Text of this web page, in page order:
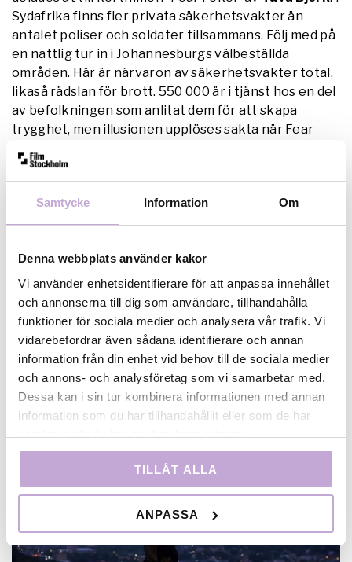
Samtycke Information Om
Denna webbplats använder kakor
Vi använder enhetsidentifierare för att anpassa innehållet
och annonserna till dig som användare, tillhandahålla
funktioner för sociala medier och analysera vår trafik. Vi
vidarebefordrar även sådana identifierare och annan
information från din enhet vid behov till de sociala medier
och annons- och analysföretag som vi samarbetar med.
Dessa kan i sin tur kombinera informationen med annan
information som du har tillhandahållit eller som de har
samlat in när du har använt deras tjänster.
TILLÅT ALLA
ANPASSA
Sydafrika finns fler privata säkerhetsvakter än
antalet poliser och soldater tillsammans. Följ med på
en nattlig tur in i Johannesburgs välbeställda
områden. Här är närvaron av säkerhetsvakter total,
likaså rädslan för brott. 550 000 är i tjänst hos en del
av befolkningen som anlitat dem för att skapa
trygghet, men illusionen upplöses sakta när Fear
paranoia och en maskulinitet i kris.
Juryns motivering: ”På ett modigt sätt granskar Fear
Fokol rädslans mekanismer och dess koppling till våld.
blottlägger filmskaparen maktstrukturer,
kolonialismens arv och den systematiska osäkerheten
som präglar ett samhälle på bristningsgränsen. I
porträttet där kameran själv deltar i kontrollen lyfts
tankar kring rädsla, liv och frihet likt en dikt över
våldets verklighet, där övervakning och brutalitet
blivit vardag. Fear Fokol är en film som inte bara
bevakar vår otrygga samtid utan också blickar framåt
och ställer oss frågan, kan vi skydda oss mot rädslan?